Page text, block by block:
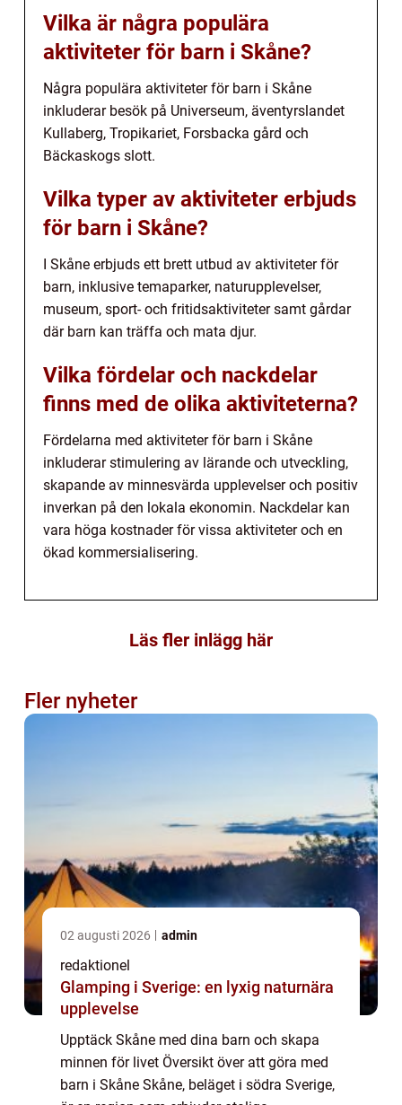
Vilka är några populära
aktiviteter för barn i Skåne?
Några populära aktiviteter för barn i Skåne
inkluderar besök på Universeum, äventyrslandet
Kullaberg, Tropikariet, Forsbacka gård och
Bäckaskogs slott.
Vilka typer av aktiviteter erbjuds
för barn i Skåne?
I Skåne erbjuds ett brett utbud av aktiviteter för
barn, inklusive temaparker, naturupplevelser,
museum, sport- och fritidsaktiviteter samt gårdar
där barn kan träffa och mata djur.
Vilka fördelar och nackdelar
finns med de olika aktiviteterna?
Fördelarna med aktiviteter för barn i Skåne
inkluderar stimulering av lärande och utveckling,
skapande av minnesvärda upplevelser och positiv
inverkan på den lokala ekonomin. Nackdelar kan
vara höga kostnader för vissa aktiviteter och en
ökad kommersialisering.
Läs fler inlägg här
Fler nyheter
02 augusti 2026 admin
redaktionel
Glamping i Sverige: en lyxig naturnära
upplevelse
Upptäck Skåne med dina barn och skapa
minnen för livet Översikt över att göra med
barn i Skåne Skåne, beläget i södra Sverige,